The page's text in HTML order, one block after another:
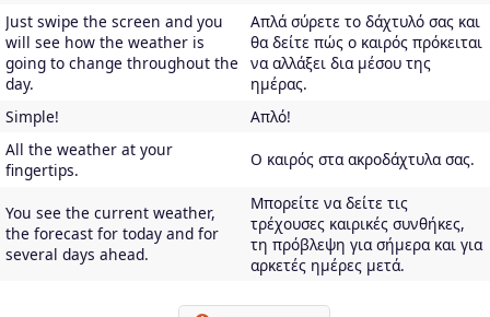
Just swipe the screen and you
will see how the weather is
going to change throughout the
day.
Απλά σύρετε το δάχτυλό σας και
θα δείτε πώς ο καιρός πρόκειται
να αλλάξει δια μέσου της
ημέρας.
Simple!
Απλό!
All the weather at your
fingertips.
Ο καιρός στα ακροδάχτυλα σας.
You see the current weather,
the forecast for today and for
several days ahead.
Μπορείτε να δείτε τις
τρέχουσες καιρικές συνθήκες,
τη πρόβλεψη για σήμερα και για
αρκετές ημέρες μετά.